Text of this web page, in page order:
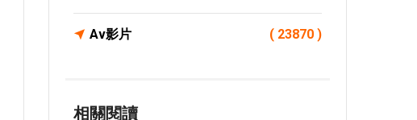
Av影片 ( 23870 )
相關閱讀